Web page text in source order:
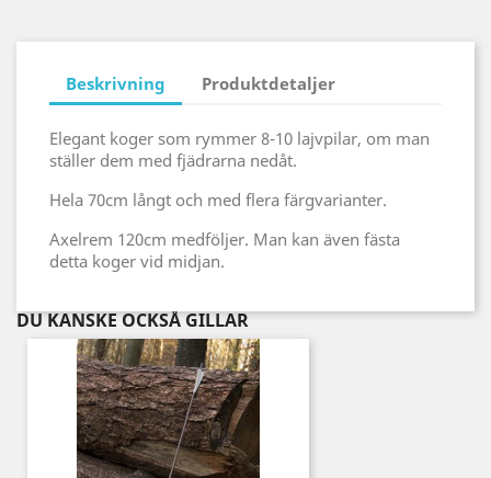
Beskrivning Produktdetaljer
Elegant koger som rymmer 8-10 lajvpilar, om man
ställer dem med fjädrarna nedåt.
Hela 70cm långt och med flera färgvarianter.
Axelrem 120cm medföljer. Man kan även fästa
detta koger vid midjan.
DU KANSKE OCKSÅ GILLAR